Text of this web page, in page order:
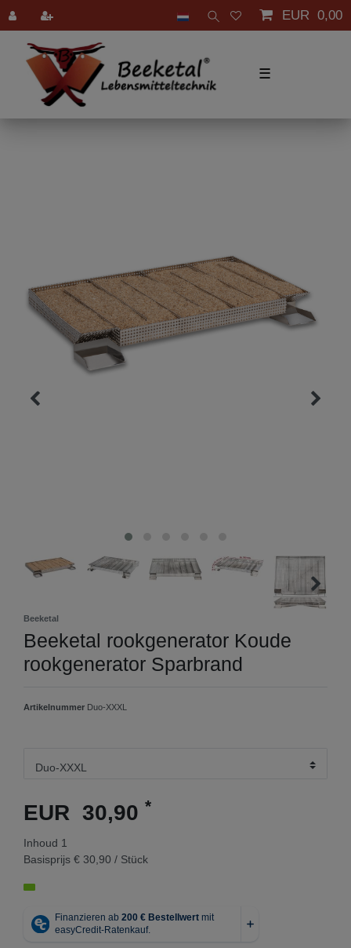
EUR 0,00
☰
Beeketal
Beeketal rookgenerator Koude
rookgenerator Sparbrand
Artikelnummer Duo-XXXL
EUR 30,90 *
Inhoud 1
Basisprijs € 30,90 / Stück